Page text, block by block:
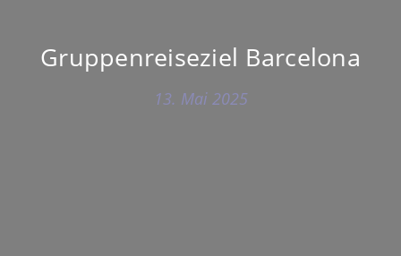
Gruppenreiseziel Barcelona
13. Mai 2025